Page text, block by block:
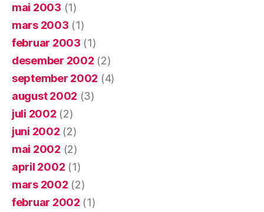
mai 2003 (1)
mars 2003 (1)
februar 2003 (1)
desember 2002 (2)
september 2002 (4)
august 2002 (3)
juli 2002 (2)
juni 2002 (2)
mai 2002 (2)
april 2002 (1)
mars 2002 (2)
februar 2002 (1)